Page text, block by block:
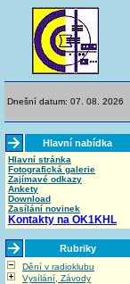
Dnešní datum: 07. 08. 2026
Hlavní nabídka
Hlavní stránka
Fotografická galerie
Zajímavé odkazy
Ankety
Download
Zasílání novinek
Kontakty na OK1KHL
Rubriky
Dění v radioklubu
Vysílání, Závody